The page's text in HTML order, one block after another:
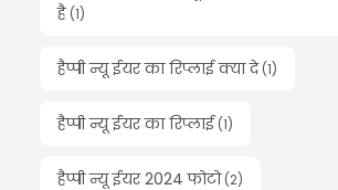
है (1)
हैप्पी न्यू ईयर का रिप्लाई क्या दे(1)
हैप्पी न्यू ईयर का रिप्लाई (1)
हैप्पी न्यू ईयर 2024 फोटो(2)